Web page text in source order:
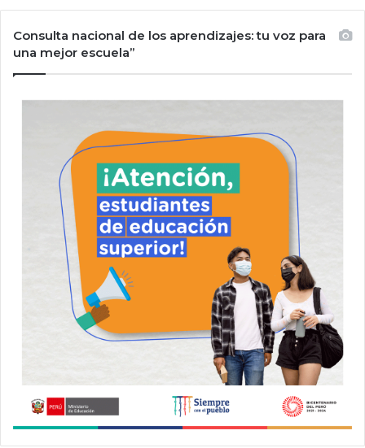
Consulta nacional de los aprendizajes: tu voz para
una mejor escuela”